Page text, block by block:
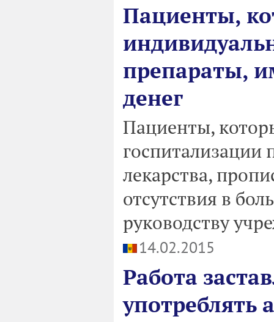
Пациенты,
препараты,
денег
Пациенты,
госпитализации
лекарства,
отсутствия в
руководству
14.02.2015
Работа
употреблять